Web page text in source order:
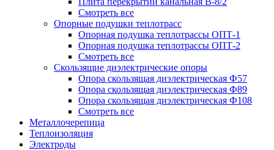
Смотреть все
Опорные подушки теплотрасс
Опорная подушка теплотрассы ОПТ-1
Опорная подушка теплотрассы ОПТ-2
Смотреть все
Скользящие диэлектрические опоры
Опора скользящая диэлектрическая Ф57
Опора скользящая диэлектрическая Ф89
Опора скользящая диэлектрическая Ф108
Смотреть все
Металлочерепица
Теплоизоляция
Электроды